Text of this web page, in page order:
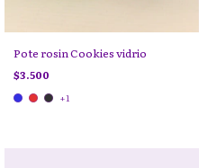
Pote rosin Cookies vidrio
$3.500
+1